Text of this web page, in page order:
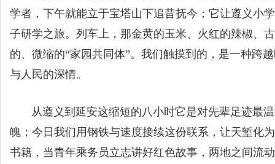
学者，下午就能立于宝塔山下追昔抚今；它让遵义小
子研学之旅。列车上，那金黄的玉米、火红的辣椒、
的、微缩的“家园共同体”。我们触摸到的，是一种跨
与人民的深情。
从遵义到延安这缩短的八小时它是对先辈足迹最温
魄；今日我们用钢铁与速度接续这份联系，让天堑化
书籍，当青年乘务员立志讲好红色故事，两地之间流